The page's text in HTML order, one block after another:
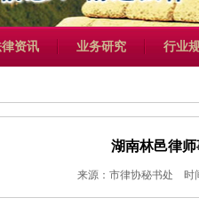
资讯 业务研究 行业
湖南林邑律
来源：市律协秘书处 时